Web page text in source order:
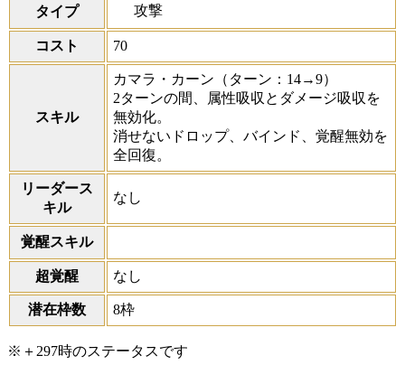
タイプ 攻撃
コスト 70
スキル
カマラ・カーン （ターン：14→9）
2ターンの間、属性吸収とダメージ吸収を
無効化。
消せないドロップ、バインド、覚醒無効を
全回復。
リーダース
キル
なし
覚醒スキル
超覚醒 なし
潜在枠数 8枠
※＋297時のステータスです